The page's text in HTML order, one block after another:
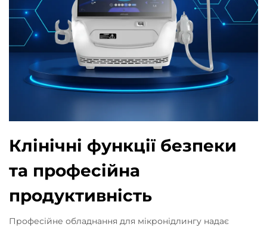
Клінічні функції безпеки
та професійна
продуктивність
Професійне обладнання для мікронідлингу надає